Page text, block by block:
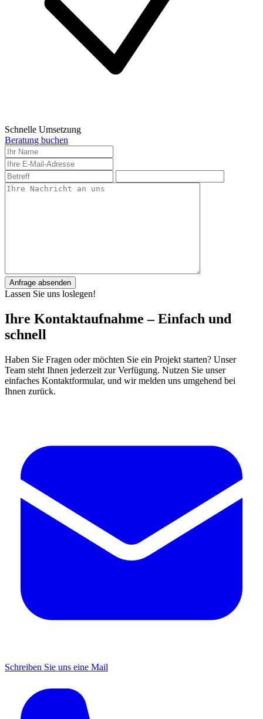
Schnelle Umsetzung
Beratung buchen
Anfrage absenden
Lassen Sie uns loslegen!
Ihre Kontaktaufnahme – Einfach und
schnell
Haben Sie Fragen oder möchten Sie ein Projekt starten? Unser
Team steht Ihnen jederzeit zur Verfügung. Nutzen Sie unser
einfaches Kontaktformular, und wir melden uns umgehend bei
Ihnen zurück.
Schreiben Sie uns eine Mail